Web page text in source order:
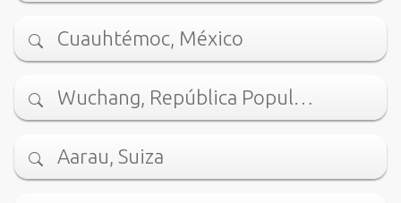
Cuauhtémoc, México
Wuchang, República Popul…
Aarau, Suiza